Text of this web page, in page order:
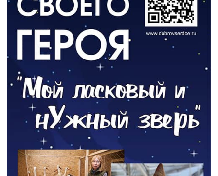
Новый настил на экотропе
05.08.2026